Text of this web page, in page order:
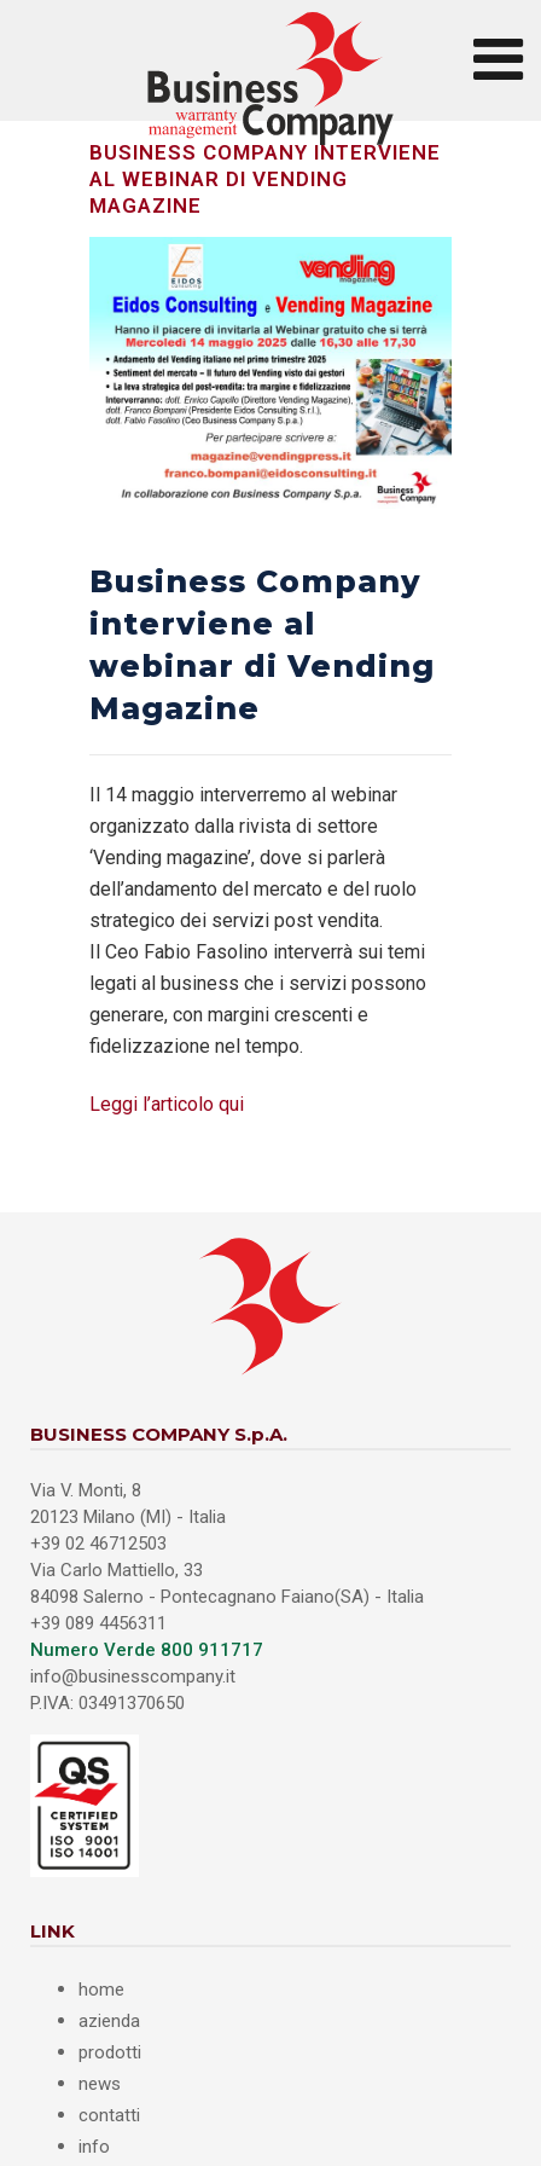
BUSINESS COMPANY INTERVIENE
AL WEBINAR DI VENDING
MAGAZINE
Business Company
interviene al
webinar di Vending
Magazine
Il 14 maggio interverremo al webinar
organizzato dalla rivista di settore
‘Vending magazine’, dove si parlerà
dell’andamento del mercato e del ruolo
strategico dei servizi post vendita.
Il Ceo Fabio Fasolino interverrà sui temi
legati al business che i servizi possono
generare, con margini crescenti e
fidelizzazione nel tempo.
Leggi l’articolo qui
BUSINESS COMPANY S.p.A.
Via V. Monti, 8
20123 Milano (MI) - Italia
+39 02 46712503
Via Carlo Mattiello, 33
84098 Salerno - Pontecagnano Faiano(SA) - Italia
+39 089 4456311
Numero Verde 800 911717
info@businesscompany.it
P.IVA: 03491370650
LINK
home
azienda
prodotti
news
contatti
info